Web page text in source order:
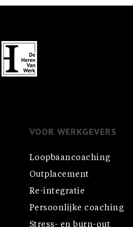
VOOR WERKGEVERS
Loopbaancoaching
Outplacement
Re-integratie
Persoonlijke coaching
Stress- en burn-out